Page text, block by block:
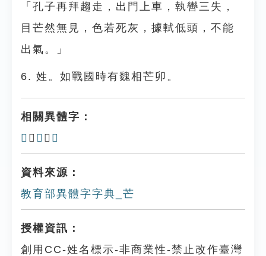
「孔子再拜趨走，出門上車，執轡三失，
目芒然無見，色若死灰，據軾低頭，不能
出氣。」
6. 姓。如戰國時有魏相芒卯。
相關異體字：
𦬆 、 笀 、 𪌁
資料來源：
教育部異體字字典_芒
授權資訊：
創用CC-姓名標示-非商業性-禁止改作臺灣